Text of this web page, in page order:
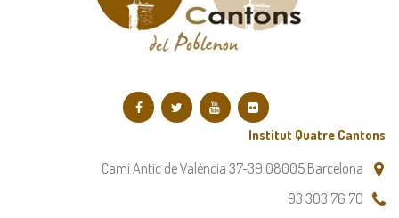
Institut Quatre Cantons
Camí Antic de València 37-39 08005 Barcelona
93 303 76 70